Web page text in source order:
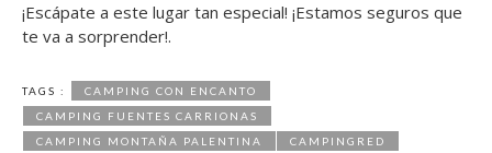
¡Escápate a este lugar tan especial! ¡Estamos seguros que
te va a sorprender!.
TAGS :
CAMPING CON ENCANTO
CAMPING FUENTES CARRIONAS
CAMPING MONTAÑA PALENTINA
CAMPINGRED